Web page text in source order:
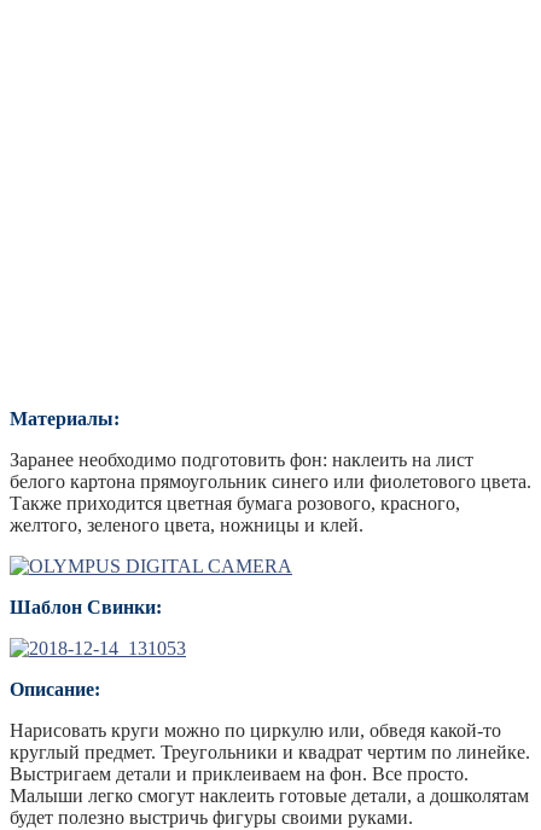
Материалы:
Заранее необходимо подготовить фон: наклеить на лист
белого картона прямоугольник синего или фиолетового цвета.
Также приходится цветная бумага розового, красного,
желтого, зеленого цвета, ножницы и клей.
Шаблон Свинки:
Описание:
Нарисовать круги можно по циркулю или, обведя какой-то
круглый предмет. Треугольники и квадрат чертим по линейке.
Выстригаем детали и приклеиваем на фон. Все просто.
Малыши легко смогут наклеить готовые детали, а дошколятам
будет полезно выстричь фигуры своими руками.